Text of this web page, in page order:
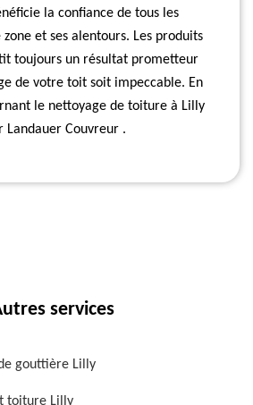
la confiance de tous les
et ses alentours. Les produits
toujours un résultat prometteur
de votre toit soit impeccable. En
le nettoyage de toiture à Lilly
Landauer Couvreur .
services
gouttière Lilly
toiture Lilly